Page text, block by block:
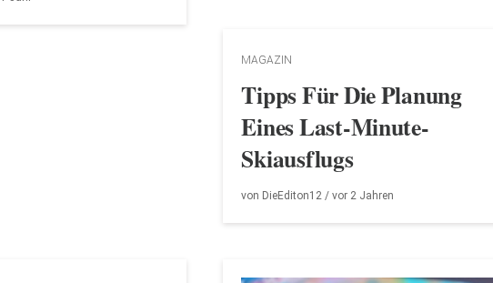
MAGAZIN
Tipps Für Die Planung
Eines Last-Minute-
Skiausflugs
von DieEditon12 / vor 2 Jahren